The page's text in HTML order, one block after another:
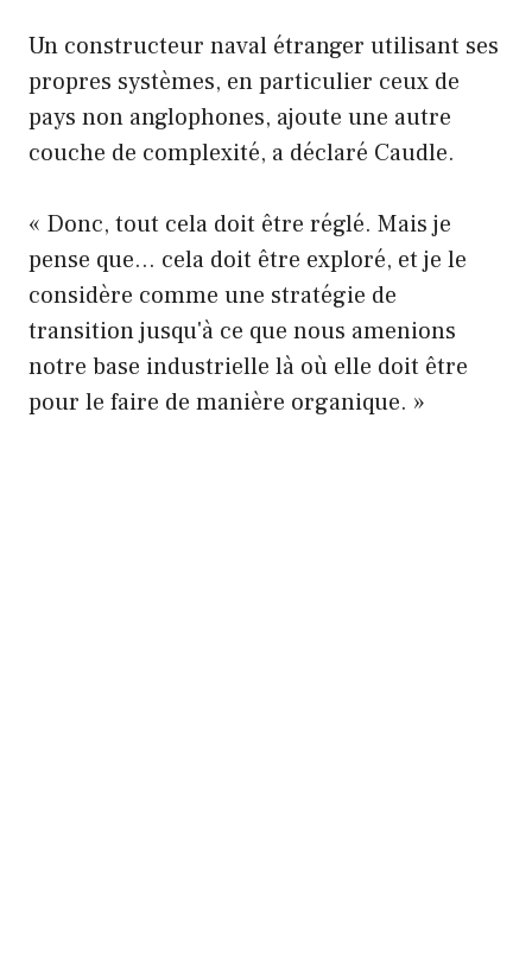
Un constructeur naval étranger utilisant ses
propres systèmes, en particulier ceux de
pays non anglophones, ajoute une autre
couche de complexité, a déclaré Caudle.
« Donc, tout cela doit être réglé. Mais je
pense que… cela doit être exploré, et je le
considère comme une stratégie de
transition jusqu'à ce que nous amenions
notre base industrielle là où elle doit être
pour le faire de manière organique. »